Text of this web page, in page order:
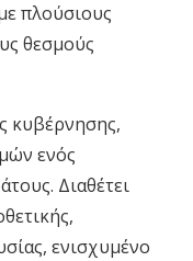
πλούσιους
θεσμούς
κυβέρνησης,
ενός
Διαθέτει
ενισχυμένο